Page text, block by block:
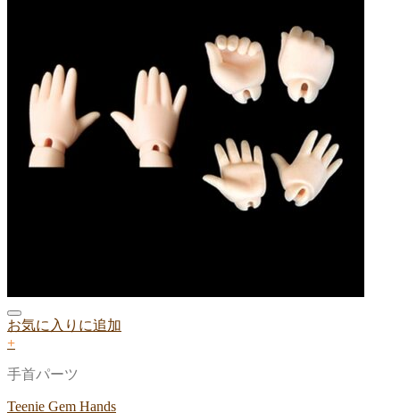
お気に入りに追加
+
手首パーツ
Teenie Gem Hands